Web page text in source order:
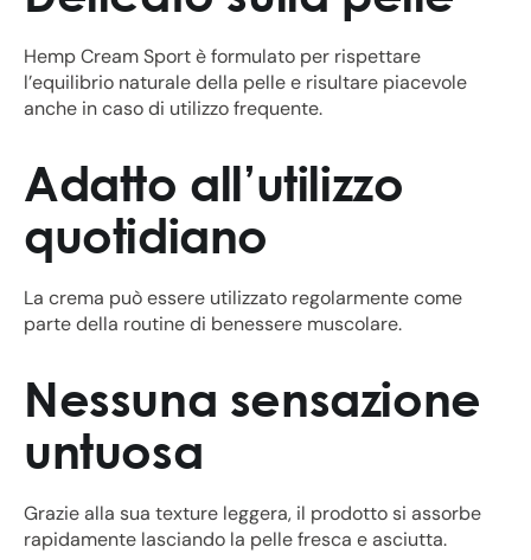
Hemp Cream Sport è formulato per rispettare
l’equilibrio naturale della pelle e risultare piacevole
anche in caso di utilizzo frequente.
Adatto all’utilizzo
quotidiano
La crema può essere utilizzato regolarmente come
parte della routine di benessere muscolare.
Nessuna sensazione
untuosa
Grazie alla sua texture leggera, il prodotto si assorbe
rapidamente lasciando la pelle fresca e asciutta.